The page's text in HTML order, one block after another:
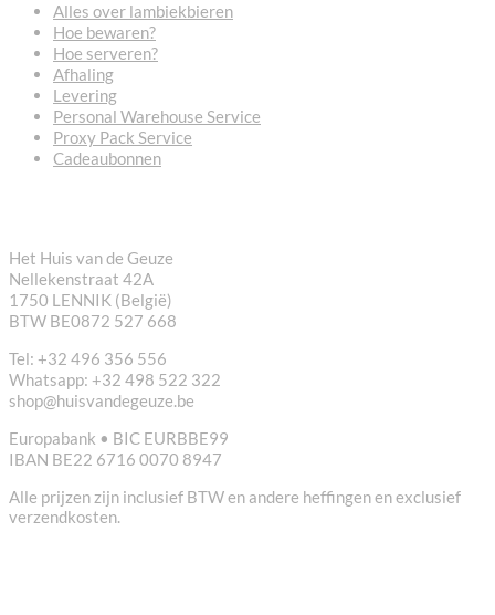
Alles over lambiekbieren
Hoe bewaren?
Hoe serveren?
Afhaling
Levering
Personal Warehouse Service
Proxy Pack Service
Cadeaubonnen
Het Huis van de Geuze
Nellekenstraat 42A
1750 LENNIK (België)
BTW BE0872 527 668
Tel: +32 496 356 556
Whatsapp: +32 498 522 322
shop@huisvandegeuze.be
Europabank • BIC EURBBE99
IBAN BE22 6716 0070 8947
Alle prijzen zijn inclusief BTW en andere heffingen en exclusief
verzendkosten.